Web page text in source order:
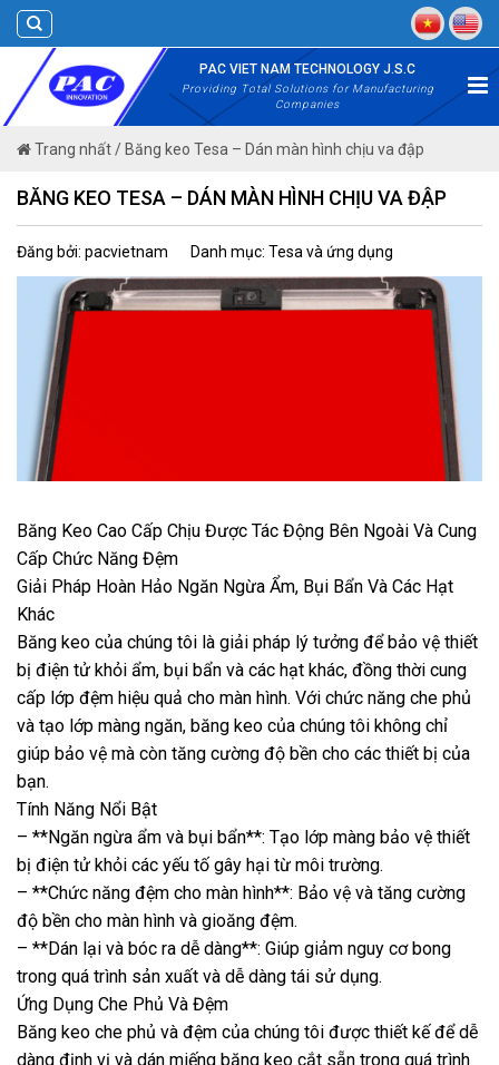
Skip
to
content
PAC VIET NAM TECHNOLOGY J.S.C
Providing Total Solutions for Manufacturing
Companies
Trang nhất/ Băng keo Tesa – Dán màn hình chịu va đập
BĂNG KEO TESA – DÁN MÀN HÌNH CHỊU VA ĐẬP
Đăng bởi: pacvietnam Danh mục: Tesa và ứng dụng
Băng Keo Cao Cấp Chịu Được Tác Động Bên Ngoài Và Cung
Cấp Chức Năng Đệm
Giải Pháp Hoàn Hảo Ngăn Ngừa Ẩm, Bụi Bẩn Và Các Hạt
Khác
Băng keo của chúng tôi là giải pháp lý tưởng để bảo vệ thiết
bị điện tử khỏi ẩm, bụi bẩn và các hạt khác, đồng thời cung
cấp lớp đệm hiệu quả cho màn hình. Với chức năng che phủ
và tạo lớp màng ngăn, băng keo của chúng tôi không chỉ
giúp bảo vệ mà còn tăng cường độ bền cho các thiết bị của
bạn.
Tính Năng Nổi Bật
– **Ngăn ngừa ẩm và bụi bẩn**: Tạo lớp màng bảo vệ thiết
bị điện tử khỏi các yếu tố gây hại từ môi trường.
– **Chức năng đệm cho màn hình**: Bảo vệ và tăng cường
độ bền cho màn hình và gioăng đệm.
– **Dán lại và bóc ra dễ dàng**: Giúp giảm nguy cơ bong
trong quá trình sản xuất và dễ dàng tái sử dụng.
Ứng Dụng Che Phủ Và Đệm
Băng keo che phủ và đệm của chúng tôi được thiết kế để dễ
dàng định vị và dán miếng băng keo cắt sẵn trong quá trình